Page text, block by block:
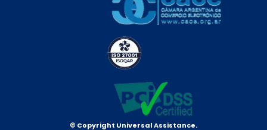
© Copyright Universal Assistance.